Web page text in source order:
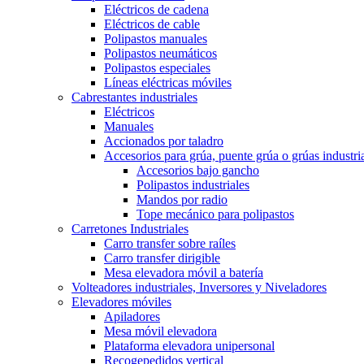
Eléctricos de cadena
Eléctricos de cable
Polipastos manuales
Polipastos neumáticos
Polipastos especiales
Líneas eléctricas móviles
Cabrestantes industriales
Eléctricos
Manuales
Accionados por taladro
Accesorios para grúa, puente grúa o grúas
Accesorios bajo gancho
Polipastos industriales
Mandos por radio
Tope mecánico para polipastos
Carretones Industriales
Carro transfer sobre raíles
Carro transfer dirigible
Mesa elevadora móvil a batería
Volteadores industriales, Inversores y Niveladores
Elevadores móviles
Apiladores
Mesa móvil elevadora
Plataforma elevadora unipersonal
Recogepedidos vertical